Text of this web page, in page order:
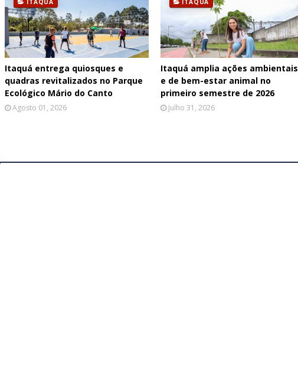
Itaquá entrega quiosques e
quadras revitalizados no Parque
Ecológico Mário do Canto
Agosto 01, 2026
Itaquá amplia ações ambientais
e de bem-estar animal no
primeiro semestre de 2026
Julho 31, 2026